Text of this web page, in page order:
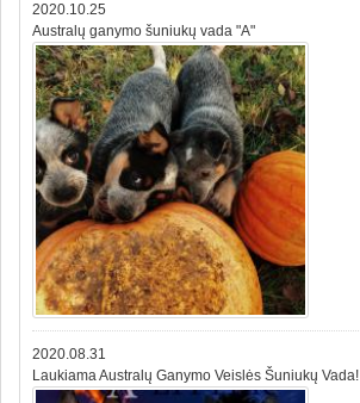
2020.10.25
Australų ganymo šuniukų vada "A"
2020.08.31
Laukiama Australų Ganymo Veislės Šuniukų Vada!